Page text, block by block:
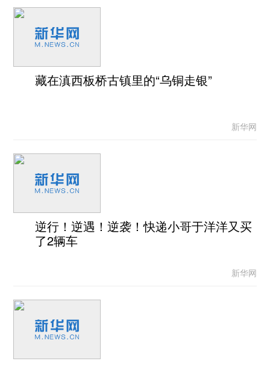
藏在滇西板桥古镇里的“乌铜走银”
新华网
逆行！逆遇！逆袭！快递小哥于洋洋又买
了2辆车
新华网